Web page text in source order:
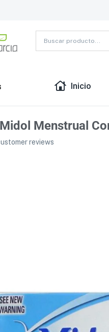
Inicio
Menstrual
reviews